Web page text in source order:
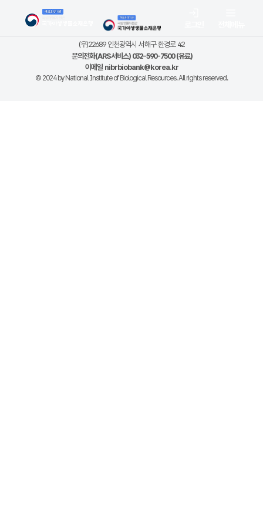
(우)22689 인천광역시 서해구 환경로 42
문의전화(ARS서비스) 032-590-7500 (유료)
이메일 nibrbiobank@korea.kr
© 2024 by National Institute of Biological Resources. All rights reserved.